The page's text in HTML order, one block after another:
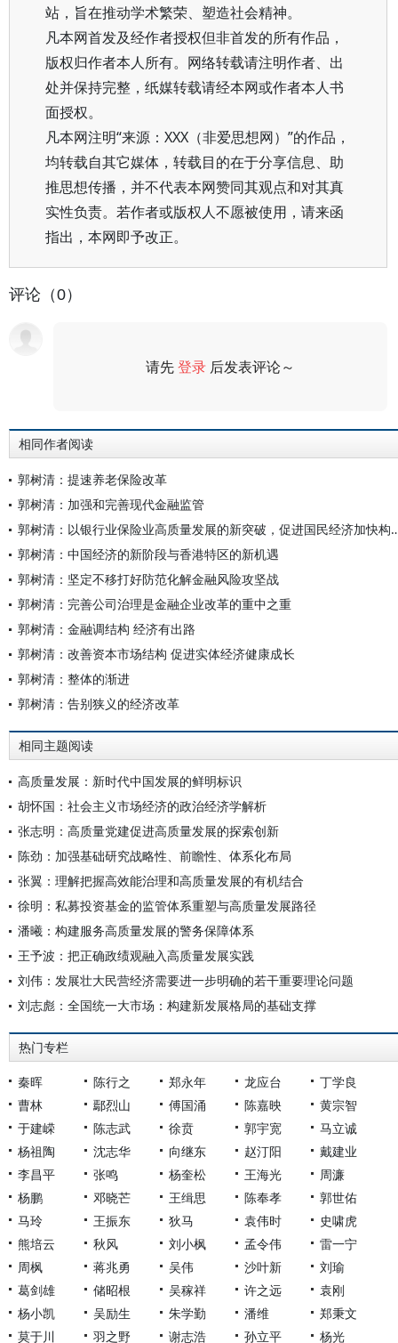
站，旨在推动学术繁荣、塑造社会精神。
凡本网首发及经作者授权但非首发的所有作品，
版权归作者本人所有。网络转载请注明作者、出
处并保持完整，纸媒转载请经本网或作者本人书
面授权。
凡本网注明“来源：XXX（非爱思想网）”的作品，
均转载自其它媒体，转载目的在于分享信息、助
推思想传播，并不代表本网赞同其观点和对其真
实性负责。若作者或版权人不愿被使用，请来函
指出，本网即予改正。
评论（0）
请先登录 后发表评论～
相同作者阅读
郭树清：提速养老保险改革
郭树清：加强和完善现代金融监管
郭树清：以银行业保险业高质量
郭树清：中国经济的新阶段与香港特区的新机遇
郭树清：坚定不移打好防范化解金融风险攻坚战
郭树清：完善公司治理是金融企业改革的重中之重
郭树清：金融调结构 经济有出路
郭树清：改善资本市场结构 促进实体经济健康成长
郭树清：整体的渐进
郭树清：告别狭义的经济改革
相同主题阅读
高质量发展：新时代中国发展的鲜明标识
胡怀国：社会主义市场经济的政治经济学解析
张志明：高质量党建促进高质量发展的探索创新
陈劲：加强基础研究战略性、前瞻性、体系化布局
张翼：理解把握高效能治理和高质量发展的有机结合
徐明：私募投资基金的监管体系重塑与高质量发展路径
潘曦：构建服务高质量发展的警务保障体系
王予波：把正确政绩观融入高质量发展实践
刘伟：发展壮大民营经济需要进一步明确的若干重要理论问题
刘志彪：全国统一大市场：构建新发展格局的基础支撑
热门专栏
秦晖 陈行之 郑永年 龙应台
丁学良
曹林
鄢烈山 傅国涌 陈嘉映
黄宗智
于建嵘
陈志武 徐贲 郭宇宽
马立诚
杨祖陶
沈志华 向继东 赵汀阳
戴建业
李昌平
张鸣 杨奎松 王海光
周濂
杨鹏
邓晓芒 王缉思 陈奉孝
郭世佑
马玲
王振东 狄马 袁伟时
史啸虎
熊培云
秋风 刘小枫 孟令伟
雷一宁
周枫
蒋兆勇 吴伟 沙叶新
刘瑜
葛剑雄
储昭根 吴稼祥 许之远
袁刚
杨小凯
吴励生 朱学勤 潘维
郑秉文
莫于川
羽之野 谢志浩 孙立平 杨光